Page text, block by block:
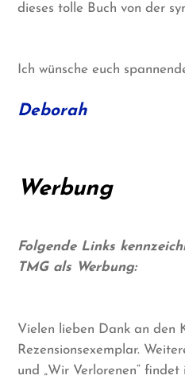
dieses tolle Buch von der
Ich wünsche euch
Deborah
Werbung
Folgende Links
TMG als Werbung:
Vielen lieben Dank an den
Rezensionsexemplar.
und „Wir Verlorenen“